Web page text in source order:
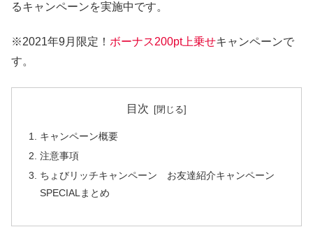
るキャンペーンを実施中です。
※2021年9月限定！ ボーナス200pt上乗せキャンペーンで
す。
目次
キャンペーン概要
注意事項
ちょびリッチキャンペーン お友達紹介キャンペーン
SPECIALまとめ